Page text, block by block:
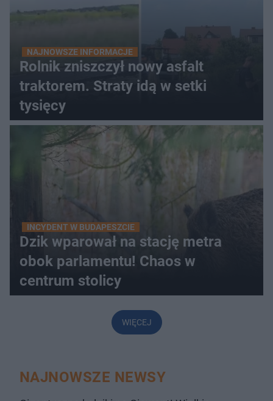
NAJNOWSZE INFORMACJE
Rolnik zniszczył nowy asfalt
traktorem. Straty idą w setki
tysięcy
INCYDENT W BUDAPESZCIE
Dzik wparował na stację metra
obok parlamentu! Chaos w
centrum stolicy
WIĘCEJ
NAJNOWSZE NEWSY